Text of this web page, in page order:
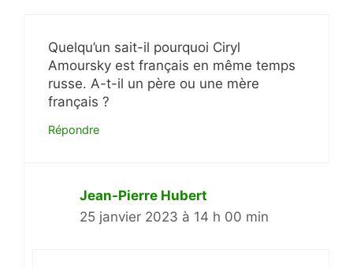
Quelqu’un sait-il pourquoi Ciryl
Amoursky est français en même temps
russe. A-t-il un père ou une mère
français ?
Répondre
Jean-Pierre Hubert
25 janvier 2023 à 14 h 00 min